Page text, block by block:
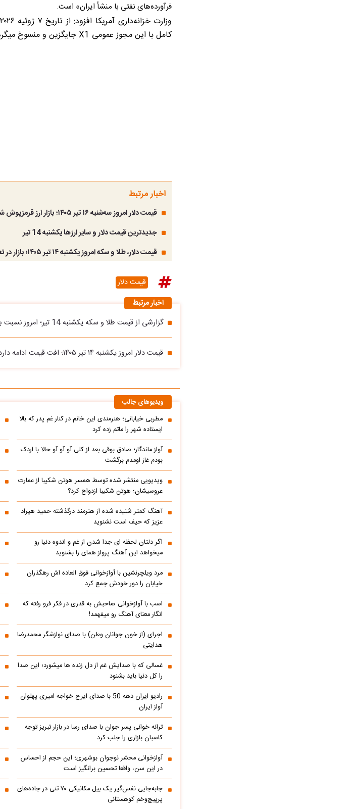
فرآورده‌های نفتی با منشأ ایران» است.
کامل با این مجوز عمومی X1 جایگزین و منسوخ میگردد.
اخبار مرتبط
قیمت دلار امروز سه‌شنبه ۱۶ تیر ۱۴۰۵؛ بازار ارز قرمزپوش شد
جدیدترین قیمت دلار و سایر ارزها یکشنبه 14 تیر
قیمت دلار، طلا و سکه امروز یکشنبه ۱۴ تیر ۱۴۰۵؛ بازار در تعطیلی قفل شد
قیمت دلار
اخبار مرتبط
گزارشی از قیمت طلا و سکه یکشنبه 14 تیر؛ امروز نسبت به دیروز نرخ ها چقدر فرق کرد؟
قیمت دلار امروز یکشنبه ۱۴ تیر ۱۴۰۵؛ افت قیمت ادامه دارد؟ + جدیدترین پیش‌بینی
ویدیوهای جالب
مطربی خیابانی؛ هنرمندی این خانم در کنار غم پدر که بالا
ایستاده شهر را ماتم زده کرد
آواز ماندگار؛ صادق بوقی بعد از کلی آو آو آو حالا با اردک
بودم غاز اومدم برگشت
ویدیویی منتشر شده توسط همسر هوتن شکیبا از عمارت
عروسیشان؛ هوتن شکیبا ازدواج کرد؟
آهنگ کمتر شنیده شده از هنرمند درگذشته حمید هیراد
عزیز که حیف است نشنوید
اگر دلتان لحظه ای جدا شدن از غم و اندوه دنیا رو
میخواهد این آهنگ پرواز همای را بشنوید
مرد ویلچرنشین با آوازخوانی فوق العاده اش رهگذران
خیابان را دور خودش جمع کرد
اسب با آوازخوانی صاحبش به قدری در فکر فرو رفته که
انگار معنای آهنگ رو میفهمد!
اجرای (از خون جوانان وطن) با صدای نوازشگر محمدرضا
هدایتی
غسالی که با صدایش غم از دل زنده ها میشورد؛ این صدا
را کل دنیا باید بشنود
رادیو ایران دهه 50 با صدای ایرج خواجه امیری پهلوان
آواز ایران
ترانه خوانی پسر جوان با صدای رسا در بازار تبریز توجه
کاسبان بازاری را جلب کرد
آوازخوانی محشر نوجوان بوشهری؛ این حجم از احساس
در این سن، واقعا تحسین‌ برانگیز است
جابه‌جایی نفس‌گیر یک بیل مکانیکی ۷۰ تنی در جاده‌های
پرپیچ‌وخم کوهستانی